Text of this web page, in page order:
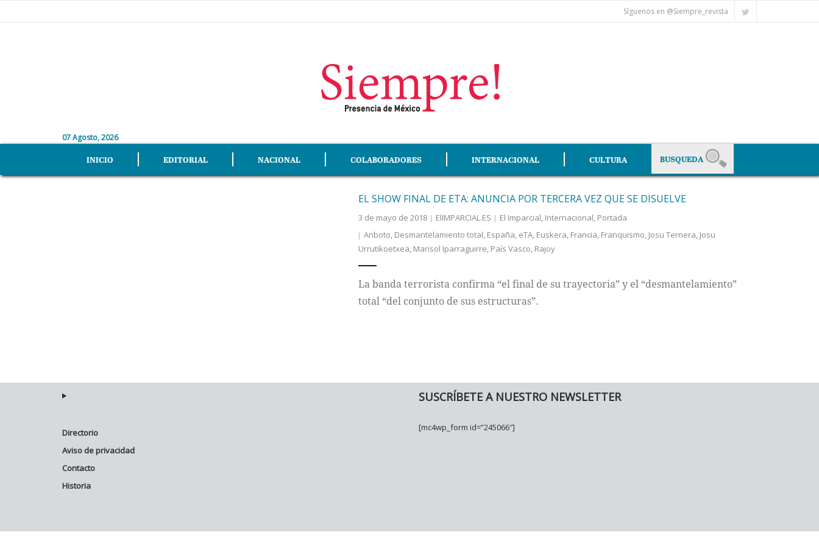
Síguenos en @Siempre_revista
07 Agosto, 2026
INICIO EDITORIAL NACIONAL COLABORADORES INTERNACIONAL CULTURA
EL SHOW FINAL DE ETA: ANUNCIA POR TERCERA VEZ QUE SE DISUELVE
3 de mayo de 2018 ElIMPARCIAL.ES El Imparcial, Internacional, Portada
Anboto, Desmantelamiento total, España, eTA, Euskera, Francia, Franquismo, Josu Ternera, Josu
Urrutikoetxea, Marisol Iparraguirre, País Vasco, Rajoy
La banda terrorista confirma “el final de su trayectoria” y el “desmantelamiento”
total “del conjunto de sus estructuras”.
Directorio
Aviso de privacidad
Contacto
Historia
SUSCRÍBETE A NUESTRO NEWSLETTER
[mc4wp_form id=”245066″]